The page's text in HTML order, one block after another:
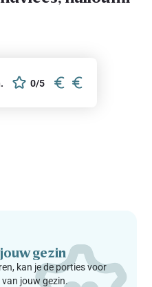
0/5
gezin
kan je de porties voor
jouw gezin.